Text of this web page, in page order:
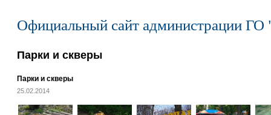
Официальный сайт администрации ГО
Парки и скверы
Парки и скверы
25.02.2014